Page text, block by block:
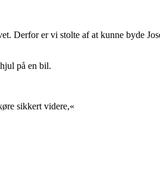
Derfor er vi stolte af at kunne byde
på en bil.
sikkert videre,«